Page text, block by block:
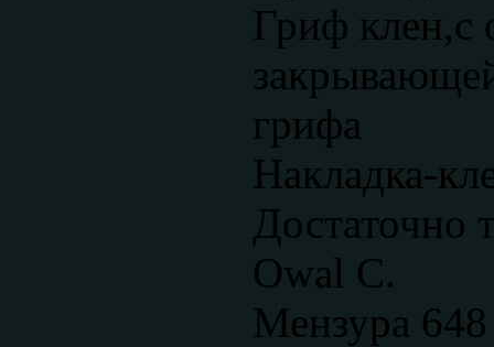
Гриф клен,с
грифа
Накладка-
Достаточно
Owal С.
Мензура